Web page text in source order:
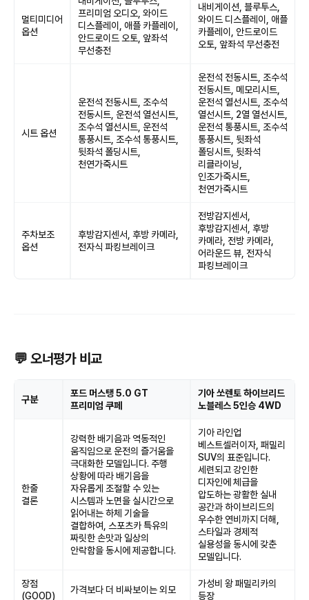
멀티미디어
옵션
프리미엄 오디오, 와이드
디스플레이, 애플 카플레이,
안드로이드 오토, 앞좌석
무선충전
내비게이션, 블루투스,
와이드 디스플레이, 애플
카플레이, 안드로이드
오토, 앞좌석 무선충전
시트 옵션
운전석 전동시트, 조수석
전동시트, 운전석 열선시트,
조수석 열선시트, 운전석
통풍시트, 조수석 통풍시트,
뒷좌석 폴딩시트,
천연가죽시트
운전석 전동시트, 조수석
전동시트, 메모리시트,
운전석 열선시트, 조수석
열선시트, 2열 열선시트,
운전석 통풍시트, 조수석
통풍시트, 뒷좌석
폴딩시트, 뒷좌석
리클라이닝,
인조가죽시트,
천연가죽시트
주차보조
옵션
후방감지센서, 후방 카메라,
전자식 파킹브레이크
전방감지센서,
후방감지센서, 후방
카메라, 전방 카메라,
어라운드 뷰, 전자식
파킹브레이크
💬 오너평가 비교
구분
포드 머스탱 5.0 GT
프리미엄 쿠페
기아 쏘렌토 하이브리드
노블레스 5인승 4WD
한줄
결론
강력한 배기음과 역동적인
움직임으로 운전의 즐거움을
극대화한 모델입니다. 주행
상황에 따라 배기음을
자유롭게 조절할 수 있는
시스템과 노면을 실시간으로
읽어내는 하체 기술을
결합하여, 스포츠카 특유의
짜릿한 손맛과 일상의
안락함을 동시에 제공합니다.
기아 라인업
베스트셀러이자, 패밀리
SUV의 표준입니다.
세련되고 강인한
디자인에 체급을
압도하는 광활한 실내
공간과 하이브리드의
우수한 연비까지 더해,
스타일과 경제적
실용성을 동시에 갖춘
모델입니다.
장점
(GOOD)
가격보다 더 비싸보이는 외모
가성비 왕 패밀리카의
등장